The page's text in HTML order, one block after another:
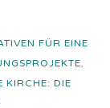
FÜR EINE
,
KIRCHE: DIE